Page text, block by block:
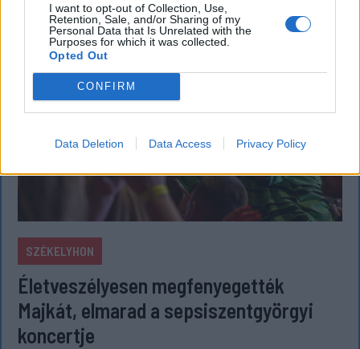
I want to opt-out of Collection, Use,
Retention, Sale, and/or Sharing of my
Personal Data that Is Unrelated with the
Purposes for which it was collected.
Opted Out
CONFIRM
Data Deletion Data Access Privacy Policy
SZÉKELYHON
Életveszélyesen megfenyegették
Majkát, elmarad a sepsiszentgyörgyi
koncertje